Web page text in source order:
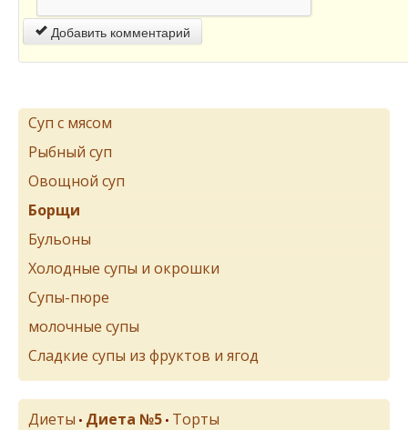
Добавить комментарий
Суп с мясом
Рыбный суп
Овощной суп
Борщи
Бульоны
Холодные супы и окрошки
Супы-пюре
молочные супы
Сладкие супы из фруктов и ягод
Диеты • Диета №5 • Торты